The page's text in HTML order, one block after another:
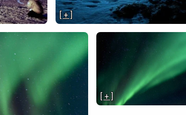
[ + ]
[ + ]